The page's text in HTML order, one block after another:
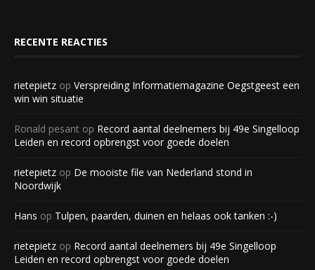
RECENTE REACTIES
rietepietz op Verspreiding Informatiemagazine Oegstgeest een
win win situatie
Ronald pesant op Record aantal deelnemers bij 49e Singelloop
Leiden en record opbrengst voor goede doelen
rietepietz op De mooiste file van Nederland stond in
Noordwijk
Hans op Tulpen, paarden, duinen en helaas ook tanken :-)
rietepietz op Record aantal deelnemers bij 49e Singelloop
Leiden en record opbrengst voor goede doelen